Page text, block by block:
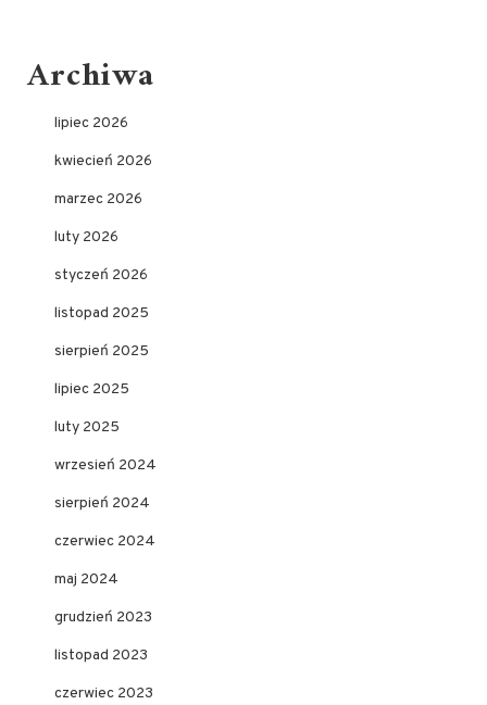
Archiwa
lipiec 2026
kwiecień 2026
marzec 2026
luty 2026
styczeń 2026
listopad 2025
sierpień 2025
lipiec 2025
luty 2025
wrzesień 2024
sierpień 2024
czerwiec 2024
maj 2024
grudzień 2023
listopad 2023
czerwiec 2023